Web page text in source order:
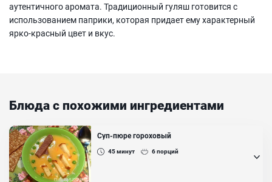
аутентичного аромата. Традиционный гуляш готовится с
использованием паприки, которая придает ему характерный
ярко-красный цвет и вкус.
Блюда с похожими ингредиентами
Суп-пюре гороховый
45минут 6порций